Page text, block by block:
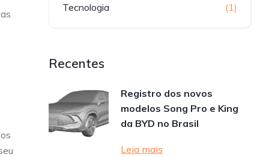
Tecnologia (1)
Recentes
Registro dos novos
modelos Song Pro e King
da BYD no Brasil
Leia mais